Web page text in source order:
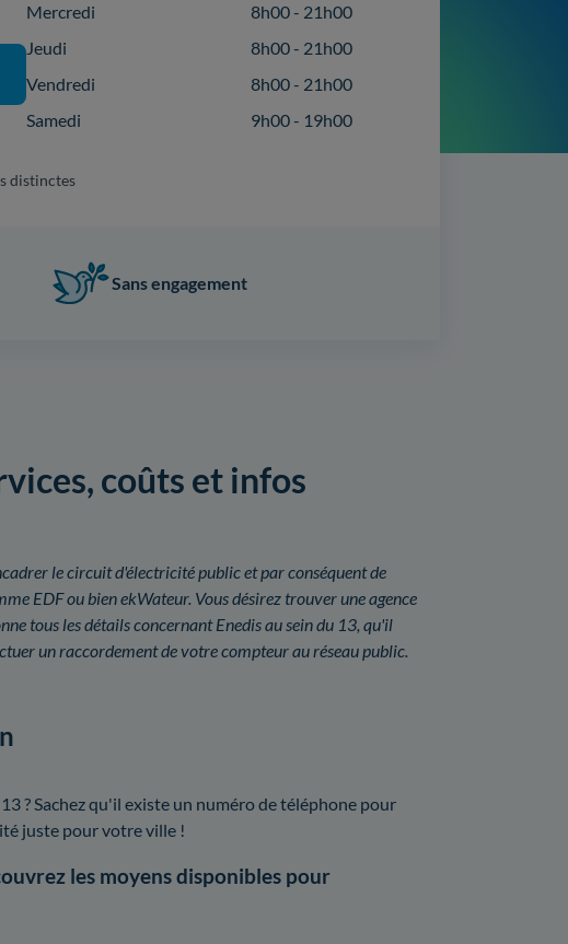
Mercredi
8h00 - 21h00
Jeudi
8h00 - 21h00
Vendredi
8h00 - 21h00
Samedi
9h00 - 19h00
distinctes
Sans engagement
coûts et infos
le circuit d'électricité public et par conséquent de
EDF ou bien ekWateur. Vous désirez trouver une agence
tous les détails concernant Enedis au sein du 13, qu'il
un raccordement de votre compteur au réseau public.
? Sachez qu'il existe un numéro de téléphone pour
juste pour votre ville !
les moyens disponibles pour